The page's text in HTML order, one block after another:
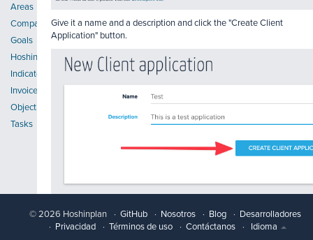
Areas
Companies
Goals
Hoshins
Indicators
Invoices
Objectives
Tasks
Give it a name and a description and click the "Create Client
Application" button.
This will give you yourKey and yourSecret:
© 2026 Hoshinplan GitHub Nosotros Blog
Desarrolladores
Privacidad
Términos de uso Contáctanos Idioma